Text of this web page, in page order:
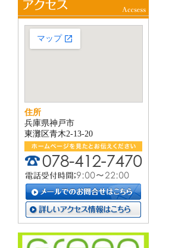
住所
兵庫県神戸市
東灘区青木2-13-20